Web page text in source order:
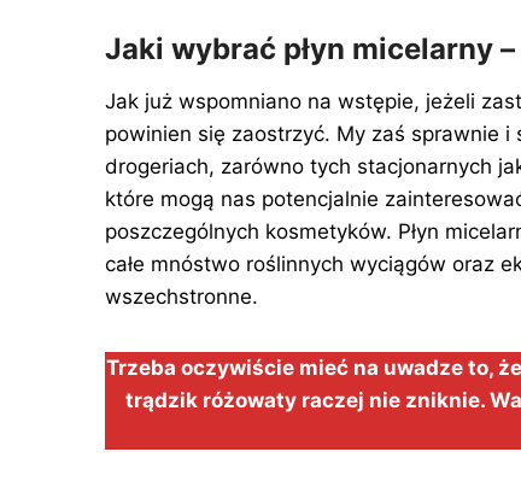
Jaki wybrać płyn micelarny
Jak już wspomniano na wstępie, jeżeli
powinien się zaostrzyć. My zaś sprawnie
drogeriach, zarówno tych stacjonarnych
które mogą nas potencjalnie
poszczególnych kosmetyków. Płyn
całe mnóstwo roślinnych wyciągów oraz
wszechstronne.
Trzeba oczywiście mieć na uwadze to,
trądzik różowaty raczej nie zniknie.